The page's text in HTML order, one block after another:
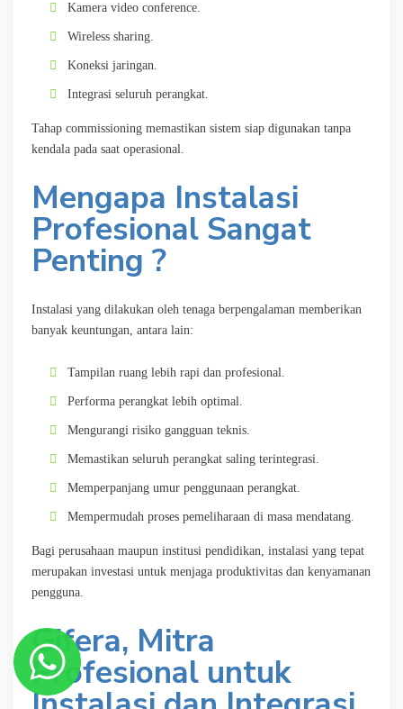
Kamera video conference.
Wireless sharing.
Koneksi jaringan.
Integrasi seluruh perangkat.
Tahap commissioning memastikan sistem siap digunakan tanpa
kendala pada saat operasional.
Mengapa Instalasi
Profesional Sangat
Penting ?
Instalasi yang dilakukan oleh tenaga berpengalaman memberikan
banyak keuntungan, antara lain:
Tampilan ruang lebih rapi dan profesional.
Performa perangkat lebih optimal.
Mengurangi risiko gangguan teknis.
Memastikan seluruh perangkat saling terintegrasi.
Memperpanjang umur penggunaan perangkat.
Mempermudah proses pemeliharaan di masa mendatang.
Bagi perusahaan maupun institusi pendidikan, instalasi yang tepat
merupakan investasi untuk menjaga produktivitas dan kenyamanan
pengguna.
Gifera, Mitra
Profesional untuk